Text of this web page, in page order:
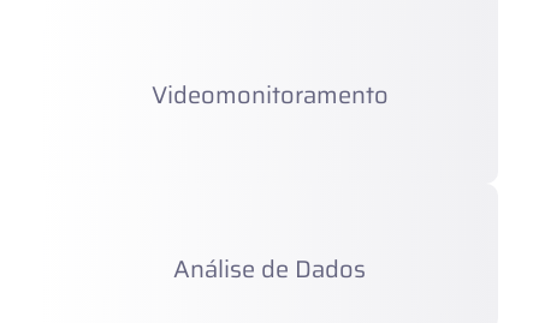
Videomonitoramento
Análise de Dados